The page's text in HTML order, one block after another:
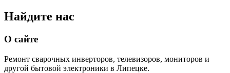
Найдите нас
О сайте
Ремонт сварочных инверторов, телевизоров, мониторов и
другой бытовой электроники в Липецке.